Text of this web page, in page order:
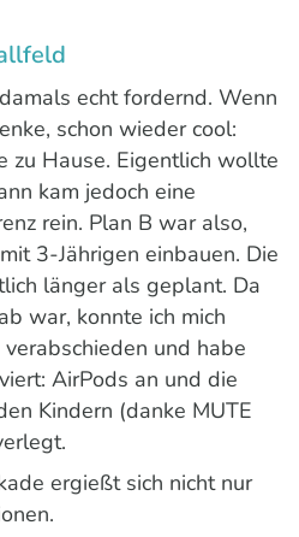
echt fordernd. Wenn
schon wieder cool:
zu Hause. Eigentlich wollte
kam jedoch eine
rein. Plan B war also,
3-Jährigen einbauen. Die
länger als geplant. Da
war, konnte ich mich
und habe
AirPods an und die
Kindern (danke MUTE
ergießt sich nicht nur